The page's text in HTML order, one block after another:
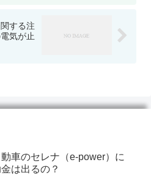
する注
気が止
車のセレナ（e-power）に
は出るの？